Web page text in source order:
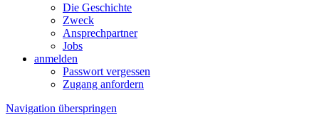
Die Geschichte
Zweck
Ansprechpartner
Jobs
anmelden
Passwort vergessen
Zugang anfordern
Navigation überspringen